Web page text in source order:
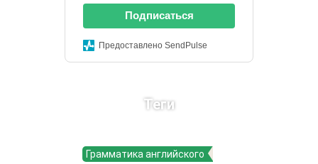
Подписаться
Предоставлено SendPulse
Теги
Грамматика английского